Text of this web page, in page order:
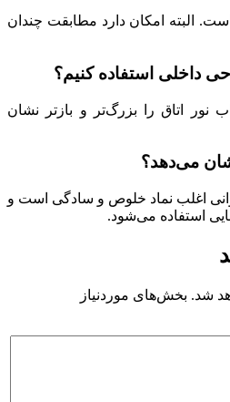
البته امکان دارد مطابقت چندان
داخلی استفاده کنیم؟
نور اتاق را بزرگ‌تر و بازتر نشان
می‌دهد؟
اغلب نماد خلوص و سادگی است و
استفاده می‌شود.
شد. بخش‌های موردنیاز